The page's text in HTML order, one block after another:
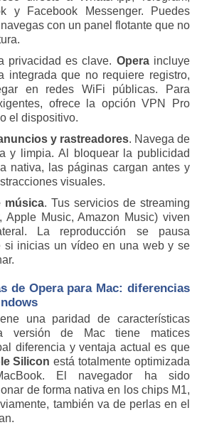
y Facebook Messenger. Puedes
con un panel flotante que no
privacidad es clave. Operaincluye
integrada que no requiere registro,
en redes WiFi públicas. Para
ofrece la opción VPN Pro
el dispositivo.
y rastreadores. Navega de
y limpia. Al bloquear la publicidad
nativa, las páginas cargan antes y
visuales.
música. Tus servicios de streaming
Apple Music, Amazon Music) viven
La reproducción se pausa
si inicias un vídeo en una web y se
de Operapara Mac: diferencias
una paridad de características
versión de Mac tiene matices
diferencia y ventaja actual es que
Silicon está totalmente optimizada
El navegador ha sido
de forma nativa en los chips M1,
también va de perlas en el